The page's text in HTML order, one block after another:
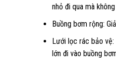
nhỏ đi qua mà
Buồng bơm rộng:
Lưới lọc rác bảo
lớn đi vào buồng